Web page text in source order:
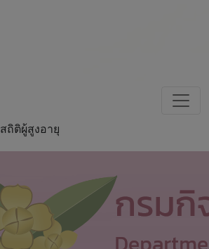
สถิติผู้สูงอายุ